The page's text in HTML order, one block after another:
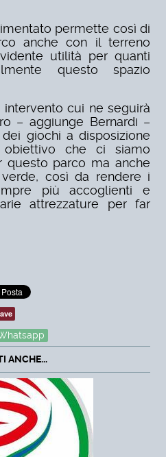
permette così di
anche con il terreno
utilità per quanti
questo spazio
intervento cui ne seguirà
– aggiunge Bernardi –
giochi a disposizione
che ci siamo
questo parco ma anche
così da rendere i
più accoglienti e
attrezzature per far
ANCHE...